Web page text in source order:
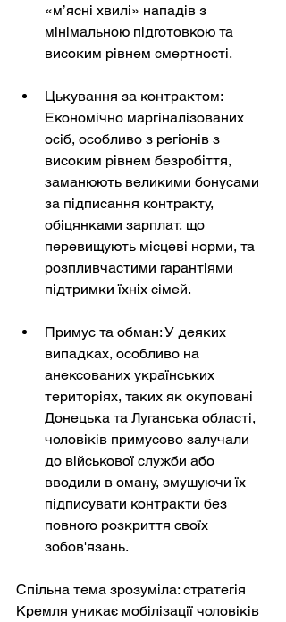
«м’ясні хвилі» нападів з
мінімальною підготовкою та
високим рівнем смертності.
Цькування за контрактом:
Економічно маргіналізованих
осіб, особливо з регіонів з
високим рівнем безробіття,
заманюють великими бонусами
за підписання контракту,
обіцянками зарплат, що
перевищують місцеві норми, та
розпливчастими гарантіями
підтримки їхніх сімей.
Примус та обман: У деяких
випадках, особливо на
анексованих українських
територіях, таких як окуповані
Донецька та Луганська області,
чоловіків примусово залучали
до військової служби або
вводили в оману, змушуючи їх
підписувати контракти без
повного розкриття своїх
зобов'язань.
Спільна тема зрозуміла: стратегія
Кремля уникає мобілізації чоловіків